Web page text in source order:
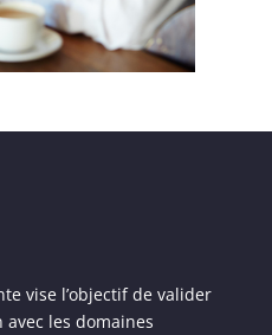
vise l’objectif de valider
les domaines